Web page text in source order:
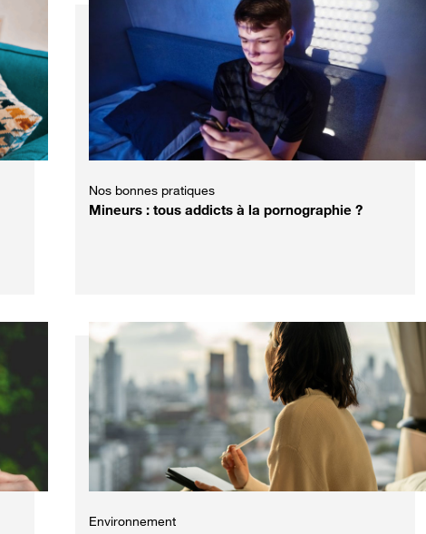
Nos bonnes pratiques
Mineurs : tous addicts à la pornographie ?
Environnement